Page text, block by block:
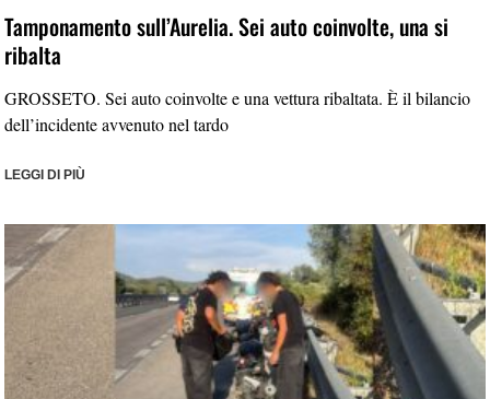
Tamponamento sull’Aurelia. Sei auto coinvolte, una si
ribalta
GROSSETO. Sei auto coinvolte e una vettura ribaltata. È il bilancio
dell’incidente avvenuto nel tardo
LEGGI DI PIÙ